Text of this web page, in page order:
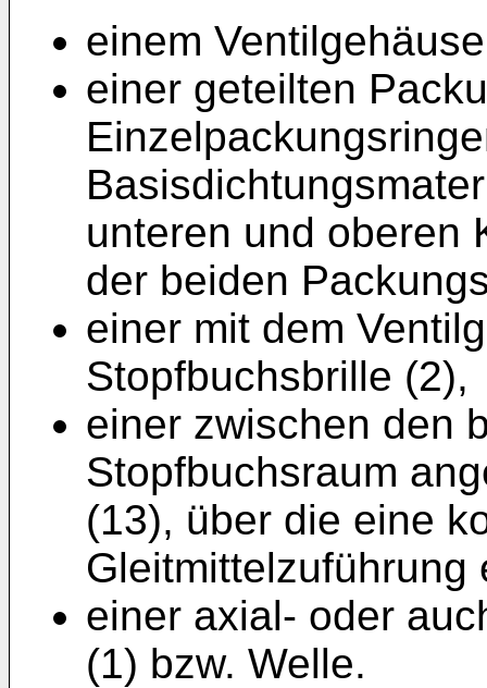
einem
einer geteilten
unteren und oberen
der beiden
einer mit dem
Stopfbuchsbrille (2),
einer zwischen den
Stopfbuchsraum
(13), über die eine
Gleitmittelzuführung
einer axial- oder
(1) bzw. Welle.